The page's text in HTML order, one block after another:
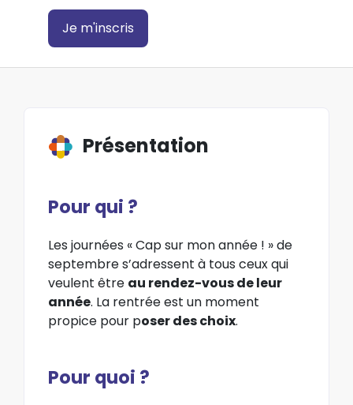
Je m'inscris
Présentation
Pour qui ?
Les journées « Cap sur mon année ! » de
septembre s’adressent à tous ceux qui
veulent être au rendez-vous de leur
année. La rentrée est un moment
propice pour poser des choix.
Pour quoi ?